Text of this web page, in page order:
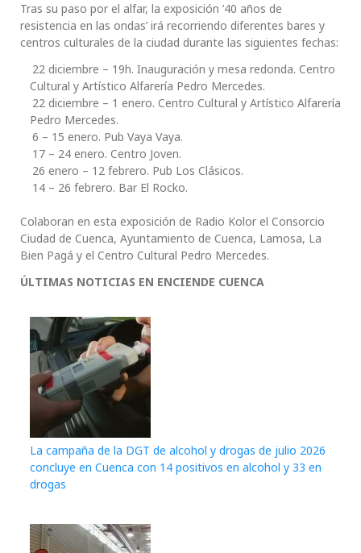
Tras su paso por el alfar, la exposición ’40 años de
resistencia en las ondas’ irá recorriendo diferentes bares y
centros culturales de la ciudad durante las siguientes fechas:
22 diciembre – 19h. Inauguración y mesa redonda. Centro
Cultural y Artístico Alfarería Pedro Mercedes.
22 diciembre – 1 enero. Centro Cultural y Artístico Alfarería
Pedro Mercedes.
6 – 15 enero. Pub Vaya Vaya.
17 – 24 enero. Centro Joven.
26 enero – 12 febrero. Pub Los Clásicos.
14 – 26 febrero. Bar El Rocko.
Colaboran en esta exposición de Radio Kolor el Consorcio
Ciudad de Cuenca, Ayuntamiento de Cuenca, Lamosa, La
Bien Pagá y el Centro Cultural Pedro Mercedes.
ÚLTIMAS NOTICIAS EN ENCIENDE CUENCA
La campaña de la DGT de alcohol y drogas de julio 2026
concluye en Cuenca con 14 positivos en alcohol y 33 en
drogas